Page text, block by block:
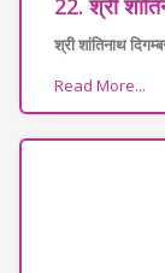
22. श्री
श्री शांतिनाथ
Read More...